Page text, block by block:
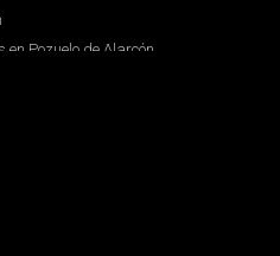
Pozuelo de Alarcón